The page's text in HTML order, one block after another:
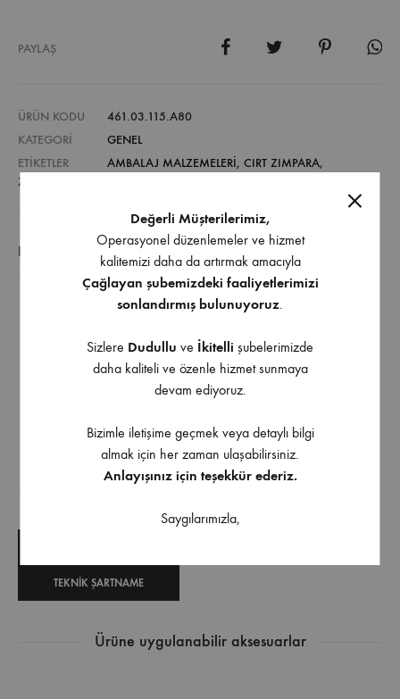
PAYLAŞ
ÜRÜN KODU
461.03.115.A80
KATEGORI
GENEL
ETIKETLER
AMBALAJ MALZEMELERI, CIRT ZIMPARA,
ZIMPARALAR
EK BILGI
Çok amaçlı taşlama bileme işleri için uygun bir
üründür.
Uzun ömürlü ve bir çok malzeme için uygundur.
İş parçası malzemeleri:
Yüzey taşlama, kaynak dikişlerinde çalışma
İndirilebilir İçerik
TEKNIK ŞARTNAME
Ürüne uygulanabilir aksesuarlar
Değerli Müşterilerimiz,
Operasyonel düzenlemeler ve hizmet
kalitemizi daha da artırmak amacıyla
Çağlayan şubemizdeki faaliyetlerimizi
sonlandırmış bulunuyoruz
Sizlere Dudullu ve İkitelli şubelerimizde
daha kaliteli ve özenle hizmet sunmaya
devam ediyoruz.
Bizimle iletişime geçmek veya detaylı bilgi
almak için her zaman ulaşabilirsiniz.
Anlayışınız için teşekkür ederiz.
Saygılarımızla,